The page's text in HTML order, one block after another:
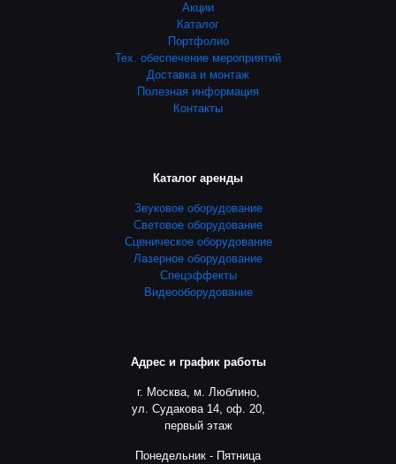
Акции
Каталог
Портфолио
Тех. обеспечение мероприятий
Доставка и монтаж
Полезная информация
Контакты
Каталог аренды
Звуковое оборудование
Световое оборудование
Сценическое оборудование
Лазерное оборудование
Спецэффекты
Видеооборудование
Адрес и график работы
г. Москва, м. Люблино,
ул. Судакова 14, оф. 20,
первый этаж
Понедельник - Пятница